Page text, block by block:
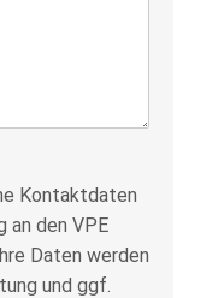
Kontaktdaten
an den VPE
Daten werden
und ggf.